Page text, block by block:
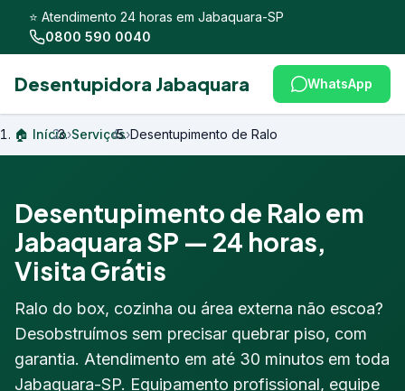
⭐ Atendimento 24 horas em Jabaquara-SP
0800 590 0040
Desentupidora Jabaquara WhatsApp
🏠 Início›Serviços›Desentupimento de Ralo
Desentupimento de Ralo em
Jabaquara SP — 24 horas,
Visita Grátis
Ralo do box, cozinha ou área externa não escoa?
Desobstruímos sem precisar quebrar piso, com
garantia. Atendimento em até 30 minutos em toda
Jabaquara-SP. Equipamento profissional, equipe